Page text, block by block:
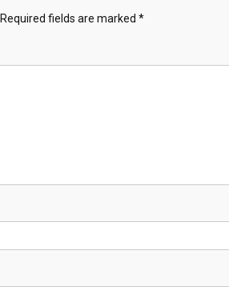
Required fields are marked *